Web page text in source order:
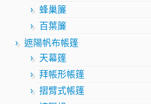
蜂巢簾
百葉簾
遮陽帆布帳篷
天幕篷
拜帳形帳篷
摺臂式帳篷